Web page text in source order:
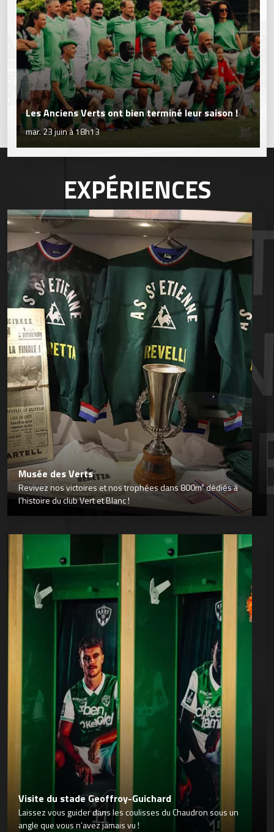
Les Anciens Verts ont bien terminé leur saison !
mar. 23 juin à 18h13
EXPÉRIENCES
Musée des Verts
Revivez nos victoires et nos trophées dans 800m² dédiés à
l’histoire du club Vert et Blanc !
Visite du stade Geoffroy-Guichard
Laissez vous guider dans les coulisses du Chaudron sous un
angle que vous n’avez jamais vu !